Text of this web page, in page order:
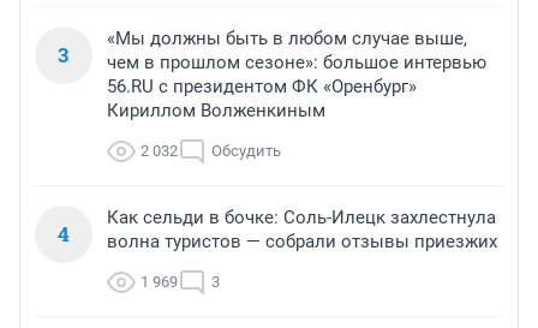
3
«Мы должны быть в любом случае выше,
чем в прошлом сезоне»: большое интервью
56.RU с президентом ФК «Оренбург»
Кириллом Волженкиным
2 032 Обсудить
4
Как сельди в бочке: Соль-Илецк захлестнула
волна туристов — собрали отзывы приезжих
1 969 3